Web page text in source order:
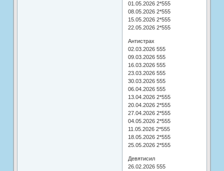
01.05.2026 2*555
08.05.2026 2*555
15.05.2026 2*555
22.05.2026 2*555
Антистрах
02.03.2026 555
09.03.2026 555
16.03.2026 555
23.03.2026 555
30.03.2026 555
06.04.2026 555
13.04.2026 2*555
20.04.2026 2*555
27.04.2026 2*555
04.05.2026 2*555
11.05.2026 2*555
18.05.2026 2*555
25.05.2026 2*555
Девятисил
26.02.2026 555